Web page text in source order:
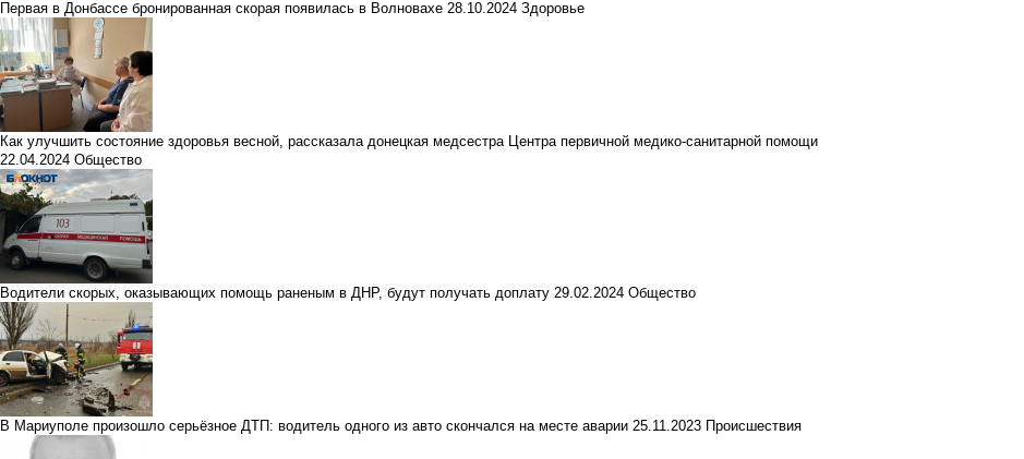
Первая в Донбассе бронированная скорая появилась в Волновахе 28.10.2024 Здоровье
Как улучшить состояние здоровья весной, рассказала донецкая медсестра Центра первичной медико-санитарной помощи
22.04.2024 Общество
Водители скорых, оказывающих помощь раненым в ДНР, будут получать доплату 29.02.2024 Общество
В Мариуполе произошло серьёзное ДТП: водитель одного из авто скончался на месте аварии 25.11.2023 Происшествия